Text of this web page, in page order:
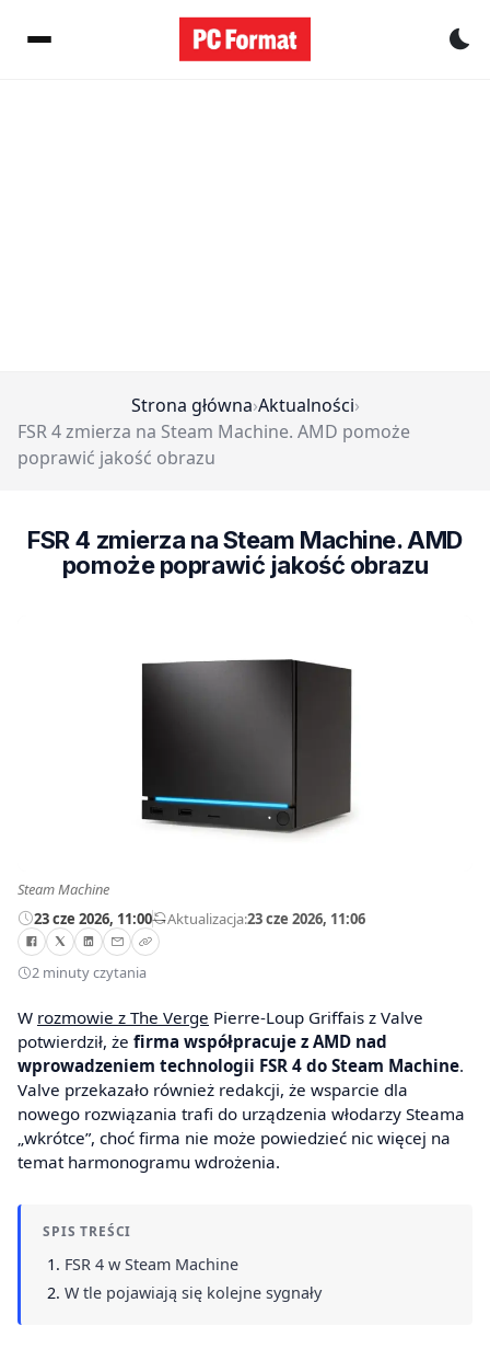
Strona główna›Aktualności›
FSR 4 zmierza na Steam Machine. AMD pomoże
poprawić jakość obrazu
FSR 4 zmierza na Steam Machine. AMD
pomoże poprawić jakość obrazu
Steam Machine
23 cze 2026, 11:00—Aktualizacja:23 cze 2026, 11:06
2 minuty czytania
rozmowie z The Verge Pierre-Loup Griffais z Valve
potwierdził, że firma współpracuje z AMD nad
wprowadzeniem technologii FSR 4 do Steam Machine.
Valve przekazało również redakcji, że wsparcie dla
nowego rozwiązania trafi do urządzenia włodarzy Steama
„wkrótce”, choć firma nie może powiedzieć nic więcej na
temat harmonogramu wdrożenia.
SPIS TREŚCI
FSR 4 w Steam Machine
W tle pojawiają się kolejne sygnały